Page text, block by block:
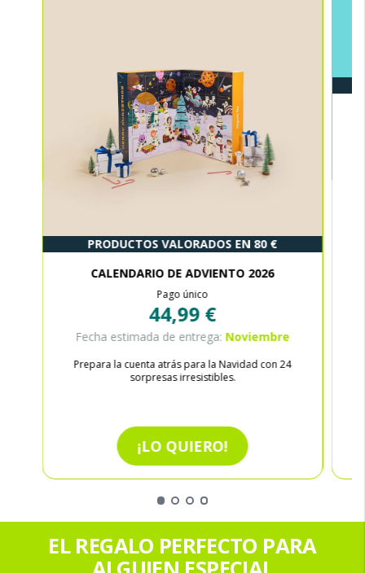
PRODUCTOS VALORADOS EN 80 €
CALENDARIO DE ADVIENTO 2026
Pago único
44,99 €
Fecha estimada de entrega: Noviembre
Prepara la cuenta atrás para la Navidad con 24
sorpresas irresistibles.
¡LO QUIERO!
EL REGALO PERFECTO PARA